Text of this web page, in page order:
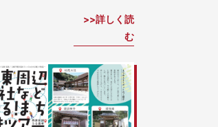
詳しく読
む